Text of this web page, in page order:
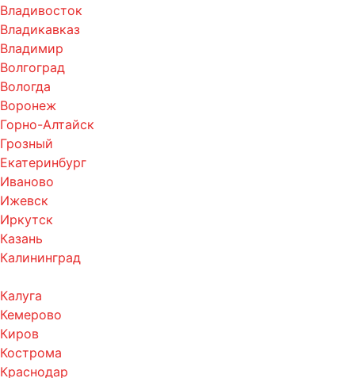
Владивосток
Владикавказ
Владимир
Волгоград
Вологда
Воронеж
Горно-Алтайск
Грозный
Екатеринбург
Иваново
Ижевск
Иркутск
Казань
Калининград
Калуга
Кемерово
Киров
Кострома
Краснодар